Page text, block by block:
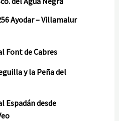
Ayodar – Villamalur
Font de Cabres
y la Peña del
Espadán desde